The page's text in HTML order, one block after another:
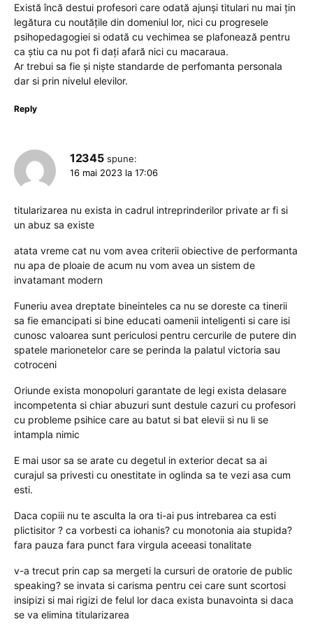
Există încă destui profesori care odată ajunși titulari nu mai țin
legătura cu noutățile din domeniul lor, nici cu progresele
psihopedagogiei si odată cu vechimea se plafonează pentru
ca știu ca nu pot fi dați afară nici cu macaraua.
Ar trebui sa fie și niște standarde de perfomanta personala
dar si prin nivelul elevilor.
Reply
12345 spune:
16 mai 2023 la 17:06
titularizarea nu exista in cadrul intreprinderilor private ar fi si
un abuz sa existe
atata vreme cat nu vom avea criterii obiective de performanta
nu apa de ploaie de acum nu vom avea un sistem de
invatamant modern
Funeriu avea dreptate bineinteles ca nu se doreste ca tinerii
sa fie emancipati si bine educati oamenii inteligenti si care isi
cunosc valoarea sunt periculosi pentru cercurile de putere din
spatele marionetelor care se perinda la palatul victoria sau
cotroceni
Oriunde exista monopoluri garantate de legi exista delasare
incompetenta si chiar abuzuri sunt destule cazuri cu profesori
cu probleme psihice care au batut si bat elevii si nu li se
intampla nimic
E mai usor sa se arate cu degetul in exterior decat sa ai
curajul sa privesti cu onestitate in oglinda sa te vezi asa cum
esti.
Daca copiii nu te asculta la ora ti-ai pus intrebarea ca esti
plictisitor ? ca vorbesti ca iohanis? cu monotonia aia stupida?
fara pauza fara punct fara virgula aceeasi tonalitate
v-a trecut prin cap sa mergeti la cursuri de oratorie de public
speaking? se invata si carisma pentru cei care sunt scortosi
insipizi si mai rigizi de felul lor daca exista bunavointa si daca
se va elimina titularizarea